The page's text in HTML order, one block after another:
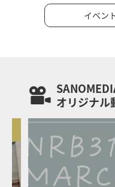
イベン
オリジナル